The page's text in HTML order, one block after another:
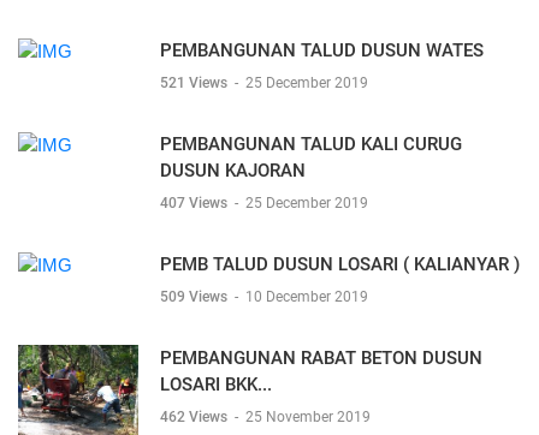
PEMBANGUNAN TALUD DUSUN WATES
521 Views - 25 December 2019
PEMBANGUNAN TALUD KALI CURUG
DUSUN KAJORAN
407 Views - 25 December 2019
PEMB TALUD DUSUN LOSARI ( KALIANYAR )
509 Views - 10 December 2019
PEMBANGUNAN RABAT BETON DUSUN
LOSARI BKK...
462 Views - 25 November 2019